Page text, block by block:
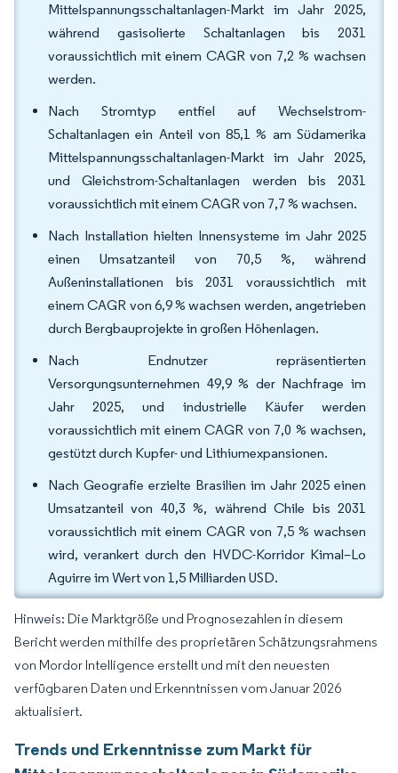
Mittelspannungsschaltanlagen-Markt im Jahr 2025,
während gasisolierte Schaltanlagen bis 2031
voraussichtlich mit einem CAGR von 7,2 % wachsen
werden.
Nach Stromtyp entfiel auf Wechselstrom-
Schaltanlagen ein Anteil von 85,1 % am Südamerika
Mittelspannungsschaltanlagen-Markt im Jahr 2025,
und Gleichstrom-Schaltanlagen werden bis 2031
voraussichtlich mit einem CAGR von 7,7 % wachsen.
Nach Installation hielten Innensysteme im Jahr 2025
einen Umsatzanteil von 70,5 %, während
Außeninstallationen bis 2031 voraussichtlich mit
einem CAGR von 6,9 % wachsen werden, angetrieben
durch Bergbauprojekte in großen Höhenlagen.
Nach Endnutzer repräsentierten
Versorgungsunternehmen 49,9 % der Nachfrage im
Jahr 2025, und industrielle Käufer werden
voraussichtlich mit einem CAGR von 7,0 % wachsen,
gestützt durch Kupfer- und Lithiumexpansionen.
Nach Geografie erzielte Brasilien im Jahr 2025 einen
Umsatzanteil von 40,3 %, während Chile bis 2031
voraussichtlich mit einem CAGR von 7,5 % wachsen
wird, verankert durch den HVDC-Korridor Kimal–Lo
Aguirre im Wert von 1,5 Milliarden USD.
Hinweis: Die Marktgröße und Prognosezahlen in diesem
Bericht werden mithilfe des proprietären Schätzungsrahmens
von Mordor Intelligence erstellt und mit den neuesten
verfügbaren Daten und Erkenntnissen vom Januar 2026
aktualisiert.
Trends und Erkenntnisse zum Markt für